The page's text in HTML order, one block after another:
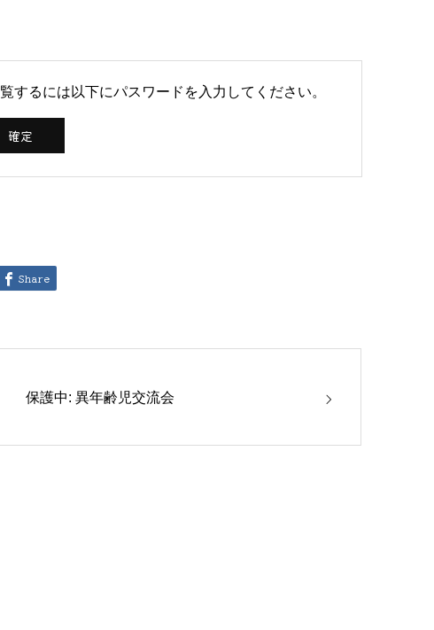
するには以下にパスワードを入力してください。
Share
保護中: 異年齢児交流会